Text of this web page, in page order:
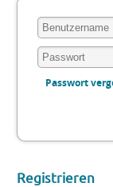
Passwort
Registrieren